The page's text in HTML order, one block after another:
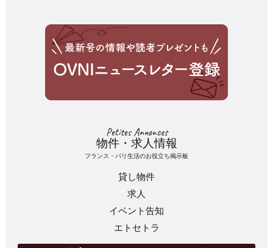
Petites Annonces
物件・求人情報
フランス・パリ生活のお役立ち掲示板
貸し物件
求人
イベント告知
エトセトラ